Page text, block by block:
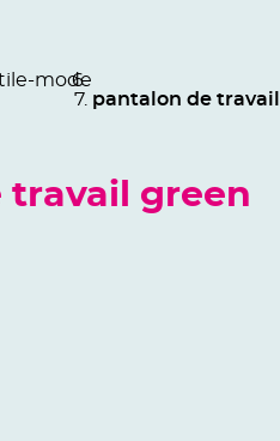
mode
pantalon de travail
travail green